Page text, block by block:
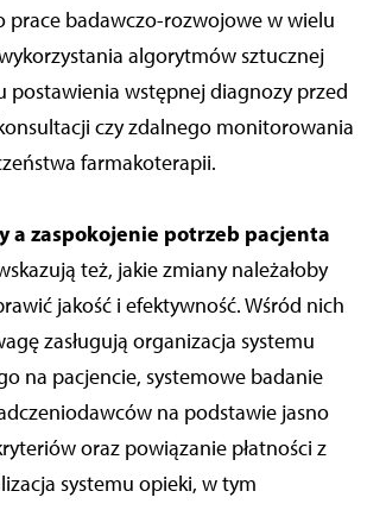
prace badawczo-rozwojowe w wielu
algorytmów sztucznej
postawienia wstępnej diagnozy przed
czy zdalnego monitorowania
farmakoterapii.
a zaspokojenie potrzeb pacjenta
też, jakie zmiany należałoby
jakość i efektywność. Wśród nich
zasługują organizacja systemu
na pacjencie, systemowe badanie
na podstawie jasno
oraz powiązanie płatności z
systemu opieki, w tym